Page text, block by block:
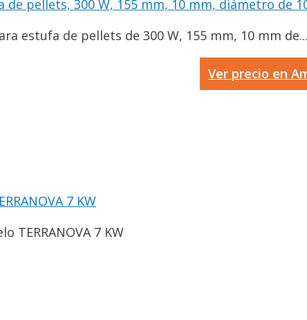
pellets, 300 W, 155 mm, 10 mm, diámetro de
estufa de pellets de 300 W, 155 mm, 10 mm de...
Ver precio en
7 KW
TERRANOVA 7 KW